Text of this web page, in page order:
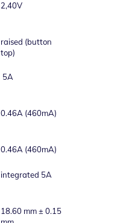
2,40V
raised (button
top)
5A
0.46A (460mA)
0.46A (460mA)
integrated 5A
18.60 mm ± 0.15